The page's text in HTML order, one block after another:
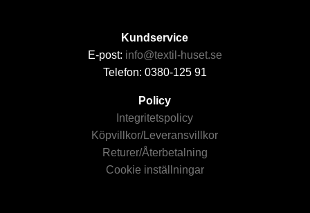
Kundservice
E-post: info@textil-huset.se
Telefon: 0380-125 91
Policy
Integritetspolicy
Köpvillkor/Leveransvillkor
Returer/Återbetalning
Cookie inställningar